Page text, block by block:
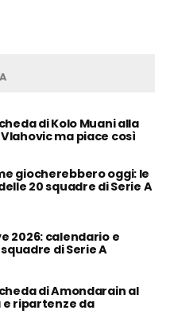
di Kolo Muani alla
ma piace così
giocherebbero oggi: le
20 squadre di Serie A
2026: calendario e
di Serie A
di Amondarain al
e ripartenze da